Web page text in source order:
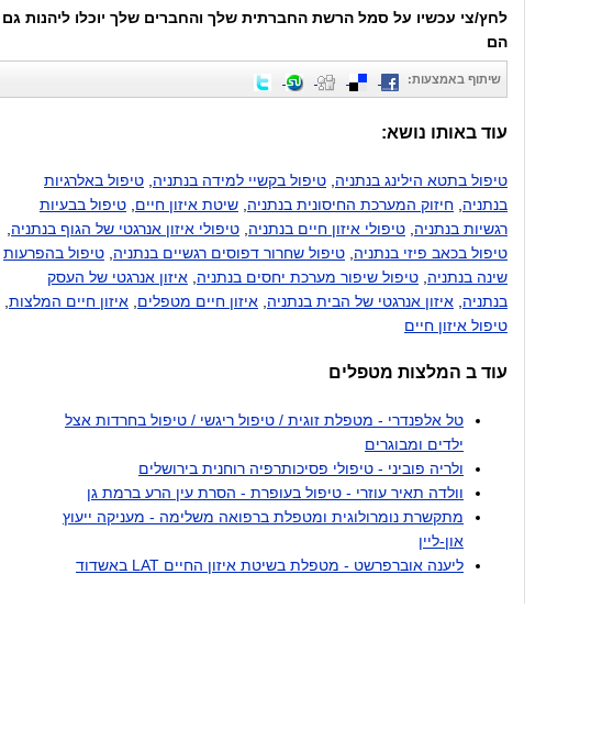
לחץ/צי עכשיו על סמל הרשת החברתית שלך והחברים שלך יוכלו ליהנות גם
הם
שיתוף באמצעות:
עוד באותו נושא:
טיפול בתטא הילינג בנתניה, טיפול בקשיי למידה בנתניה, טיפול באלרגיות
בנתניה, חיזוק המערכת החיסונית בנתניה, שיטת איזון חיים, טיפול בבעיות
רגשיות בנתניה, טיפולי איזון חיים בנתניה, טיפולי איזון אנרגטי של הגוף בנתניה,
טיפול בכאב פיזי בנתניה, טיפול שחרור דפוסים רגשיים בנתניה, טיפול בהפרעות
שינה בנתניה, טיפול שיפור מערכת יחסים בנתניה, איזון אנרגטי של העסק
בנתניה, איזון אנרגטי של הבית בנתניה, איזון חיים מטפלים, איזון חיים המלצות,
טיפול איזון חיים
עוד ב המלצות מטפלים
טל אלפנדרי - מטפלת זוגית / טיפול ריגשי / טיפול בחרדות אצל
ילדים ומבוגרים
ולריה פוביני - טיפולי פסיכותרפיה רוחנית בירושלים
וולדה תאיר עוזרי - טיפול בעופרת - הסרת עין הרע ברמת גן
מתקשרת נומרולוגית ומטפלת ברפואה משלימה - מעניקה ייעוץ
און-ליין
ליענה אוברפרשט - מטפלת בשיטת איזון החיים LAT באשדוד